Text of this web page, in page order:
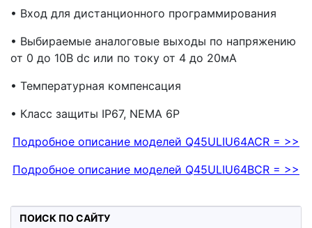
• Вход для дистанционного программирования
• Выбираемые аналоговые выходы по напряжению
от 0 до 10В dc или по току от 4 до 20мА
• Температурная компенсация
• Класс защиты IP67, NEMA 6P
Подробное описание моделей Q45ULIU64ACR = >>
Подробное описание моделей Q45ULIU64BCR = >>
ПОИСК ПО САЙТУ